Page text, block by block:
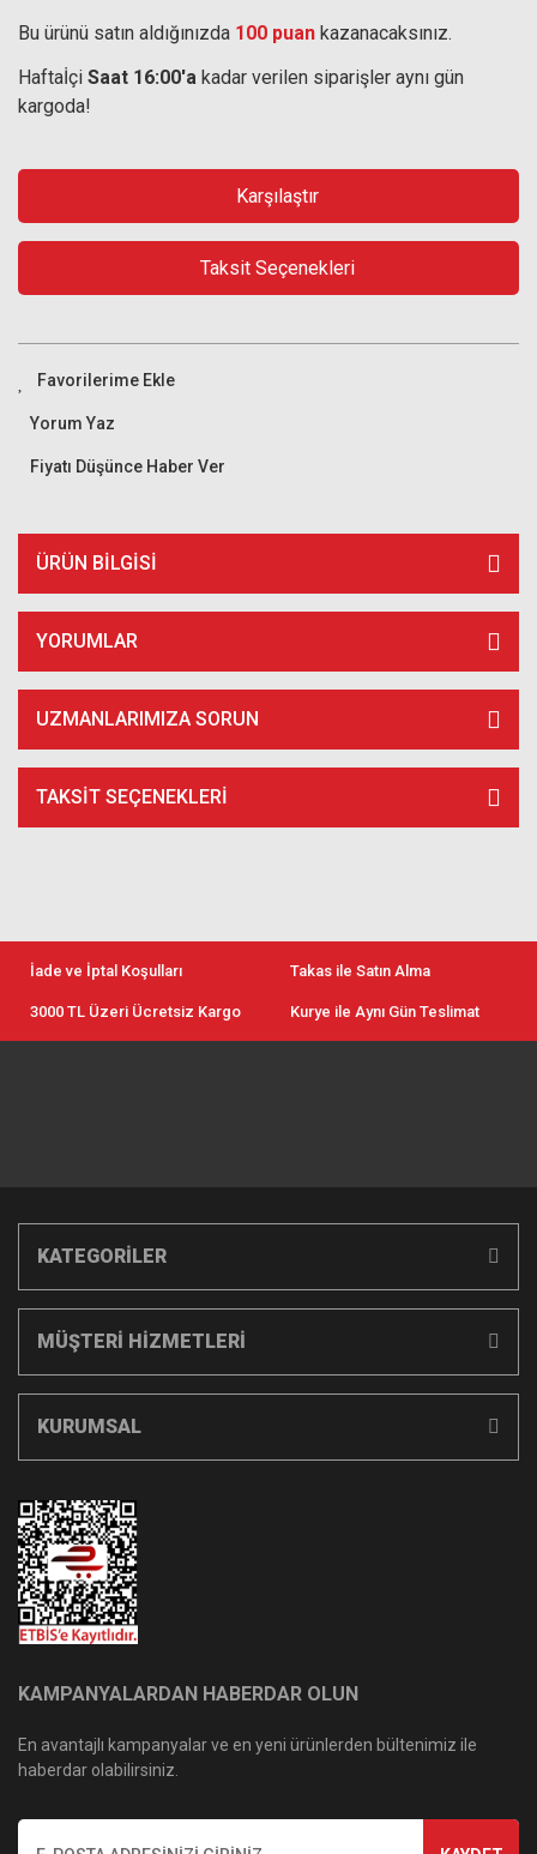
Bu ürünü satın aldığınızda 100 puan kazanacaksınız.
Haftaİçi Saat 16:00'a kadar verilen siparişler aynı gün
kargoda!
Karşılaştır
Taksit Seçenekleri
Yorum Yaz
Fiyatı Düşünce Haber Ver
ÜRÜN BILGISI
YORUMLAR
UZMANLARIMIZA SORUN
TAKSIT SEÇENEKLERI
İade ve İptal Koşulları Takas ile Satın Alma
3000 TL Üzeri Ücretsiz Kargo Kurye ile Aynı Gün Teslimat
KATEGORİLER
MÜŞTERİ HİZMETLERİ
KURUMSAL
KAMPANYALARDAN HABERDAR OLUN
En avantajlı kampanyalar ve en yeni ürünlerden bültenimiz ile
haberdar olabilirsiniz.